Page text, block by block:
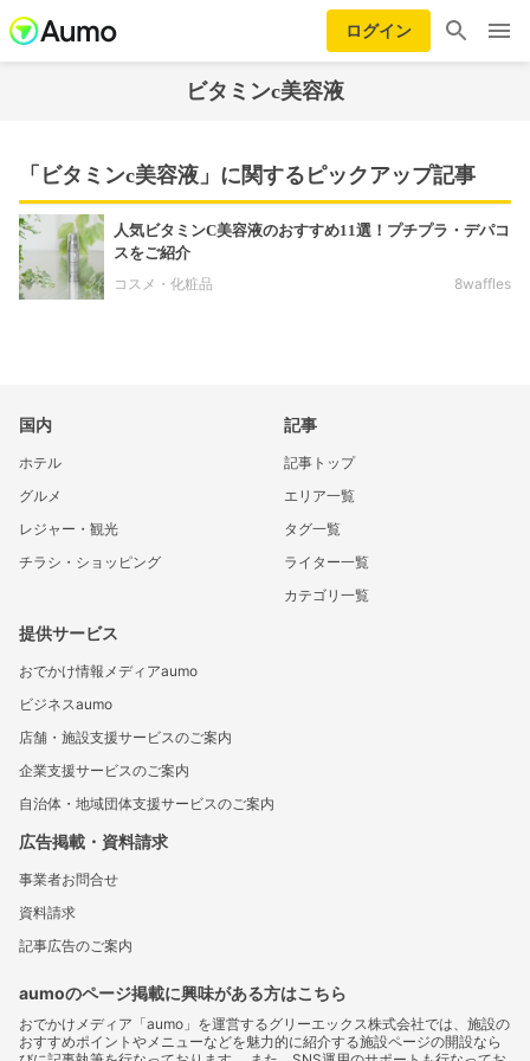
ログイン
ビタミンc美容液
「ビタミンc美容液」に関するピックアップ記事
人気ビタミンC美容液のおすすめ11選！プチプラ・デパコ
スをご紹介
コスメ・化粧品
8waffles
国内
ホテル
グルメ
レジャー・観光
チラシ・ショッピング
記事
記事トップ
エリア一覧
タグ一覧
ライター一覧
カテゴリ一覧
提供サービス
おでかけ情報メディアaumo
ビジネスaumo
店舗・施設支援サービスのご案内
企業支援サービスのご案内
自治体・地域団体支援サービスのご案内
広告掲載・資料請求
事業者お問合せ
資料請求
記事広告のご案内
aumoのページ掲載に興味がある方はこちら
おでかけメディア「aumo」を運営するグリーエックス株式会社では、施設の
おすすめポイントやメニューなどを魅力的に紹介する施設ページの開設なら